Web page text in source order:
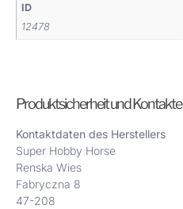
ID
12478
Produktsicherheit und Kontakte
Kontaktdaten des Herstellers
Super Hobby Horse
Renska Wies
Fabryczna 8
47-208